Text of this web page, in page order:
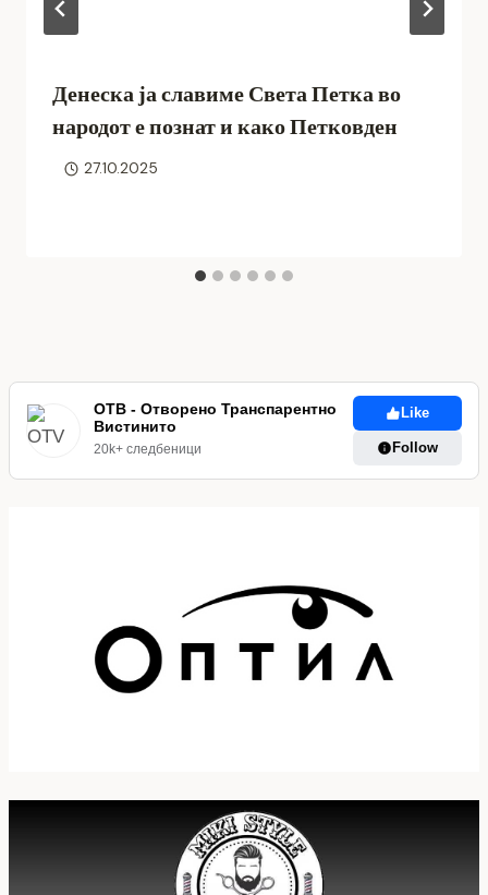
Денеска ја славиме Света Петка во
народот е познат и како Петковден
27.10.2025
ОТВ - Отворено Транспарентно
Вистинито
20k+ следбеници
Like
Follow